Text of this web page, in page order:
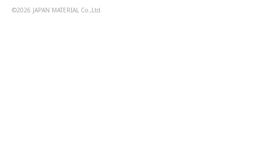
©2026 JAPAN MATERIAL Co.,Ltd.